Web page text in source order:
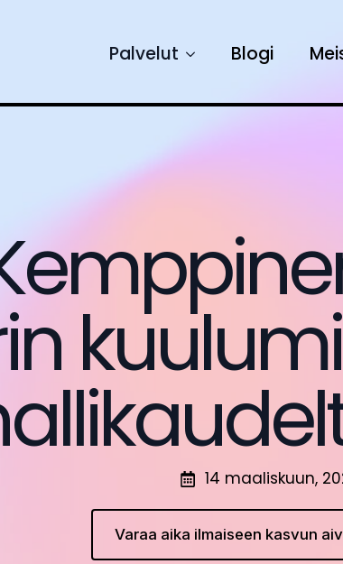
Palvelut Blogi
14 maaliskuun,
Varaa aika ilmaiseen kasvun